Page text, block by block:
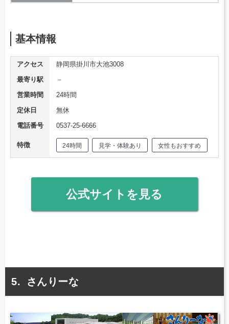
基本情報
アクセス
静岡県掛川市大池3008
最寄り駅
－
営業時間
24時間
定休日
無休
電話番号
0537-25-6666
特徴 24時間 見学・体験あり 女性もおすすめ
公式サイトを見る
さんりーな